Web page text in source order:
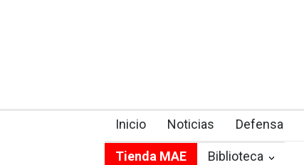
Inicio Noticias Defensa
Tienda MAE Biblioteca